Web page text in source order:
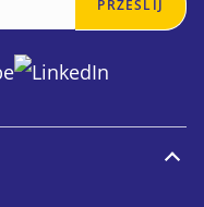
PRZEŚLIJ